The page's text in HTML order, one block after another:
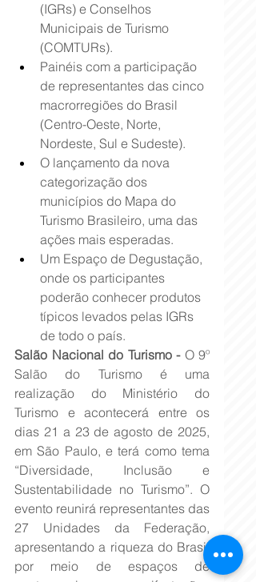
(IGRs) e Conselhos
Municipais de Turismo
(COMTURs).
Painéis com a participação
de representantes das cinco
macrorregiões do Brasil
(Centro-Oeste, Norte,
Nordeste, Sul e Sudeste).
O lançamento da nova
categorização dos
municípios do Mapa do
Turismo Brasileiro, uma das
ações mais esperadas.
Um Espaço de Degustação,
onde os participantes
poderão conhecer produtos
típicos levados pelas IGRs
de todo o país.
Salão Nacional do Turismo - O 9º
Salão do Turismo é uma
realização do Ministério do
Turismo e acontecerá entre os
dias 21 a 23 de agosto de 2025,
em São Paulo, e terá como tema
“Diversidade, Inclusão e
Sustentabilidade no Turismo”. O
evento reunirá representantes das
27 Unidades da Federação,
apresentando a riqueza do Brasil
por meio de espaços de